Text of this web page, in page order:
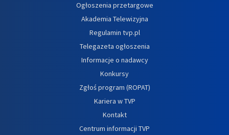
Ogłoszenia przetargowe
Akademia Telewizyjna
Regulamin tvp.pl
Telegazeta ogłoszenia
Informacje o nadawcy
Konkursy
Zgłoś program (ROPAT)
Kariera w TVP
Kontakt
Centrum informacji TVP